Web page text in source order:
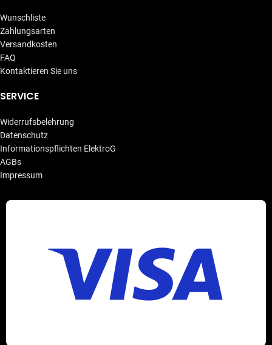
Wunschliste
Zahlungsarten
Versandkosten
FAQ
Kontaktieren Sie uns
SERVICE
Widerrufsbelehrung
Datenschutz
Informationspflichten ElektroG
AGBs
Impressum